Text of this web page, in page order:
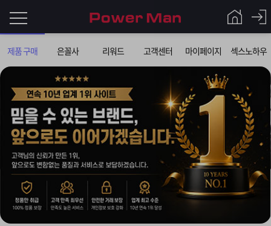
제품 구매 은꼴사 리워드 고객센터 마이페이지 섹스노하우
그
인
이
필
요
니
로
Q&A
파
워
제
입금확인이 안되는 상황을 대비해 꼭 입금후 고객센터 연락바랍니다.
[2026구정 연휴]설 연휴 배송 및 휴무 안내